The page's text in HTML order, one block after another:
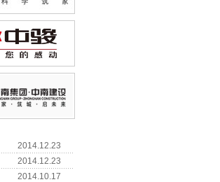
2014.12.23
2014.12.23
2014.10.17